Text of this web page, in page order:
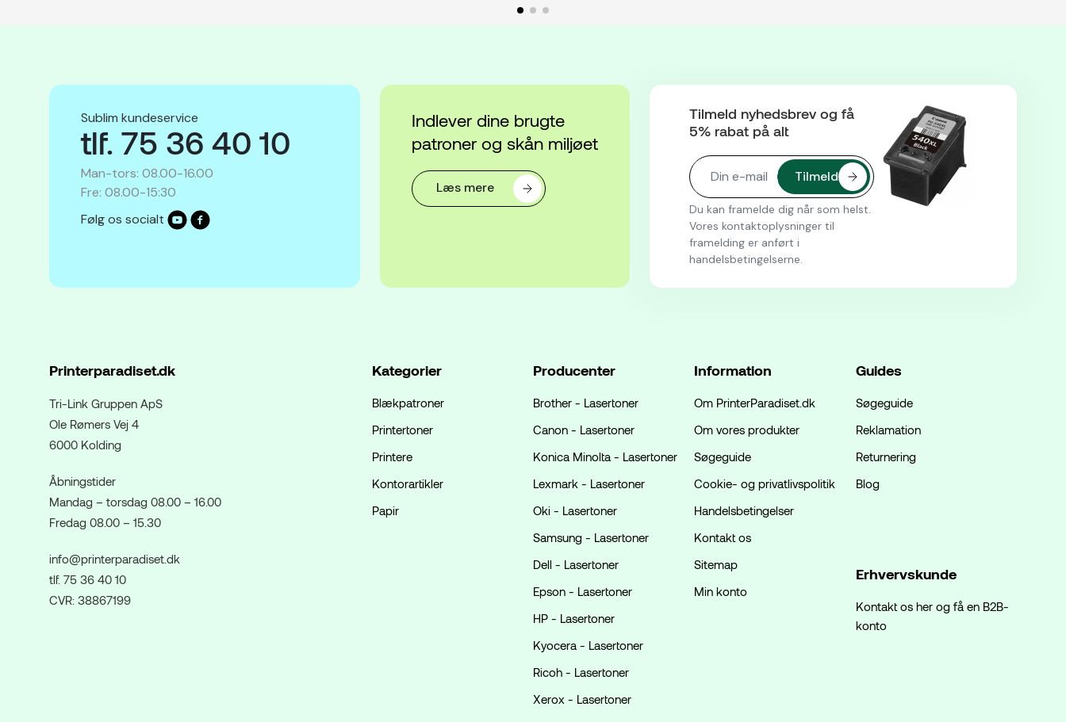
Sublim kundeservice
tlf. 75 36 40 10
Man-tors: 08.00-16.00
Fre: 08.00-15:30
Følg os socialt
Indlever dine brugte
patroner og skån miljøet
Læs mere
Tilmeld nyhedsbrev og få
5% rabat på alt
Du kan framelde dig når som helst.
Vores kontaktoplysninger til
framelding er anført i
handelsbetingelserne.
Printerparadiset.dk
Tri-Link Gruppen ApS
Ole Rømers Vej 4
6000 Kolding
Åbningstider
Mandag – torsdag 08.00 – 16.00
Fredag 08.00 – 15.30
info@printerparadiset.dk
tlf. 75 36 40 10
CVR: 38867199
Kategorier
Blækpatroner
Printertoner
Printere
Kontorartikler
Papir
Producenter
Brother - Lasertoner
Canon - Lasertoner
Konica Minolta - Lasertoner
Lexmark - Lasertoner
Oki - Lasertoner
Samsung - Lasertoner
Dell - Lasertoner
Epson - Lasertoner
HP - Lasertoner
Kyocera - Lasertoner
Ricoh - Lasertoner
Xerox - Lasertoner
Information
Om PrinterParadiset.dk
Om vores produkter
Søgeguide
Cookie- og privatlivspolitik
Handelsbetingelser
Kontakt os
Sitemap
Min konto
Guides
Søgeguide
Reklamation
Returnering
Blog
Erhvervskunde
Kontakt os her og få en B2B-
konto